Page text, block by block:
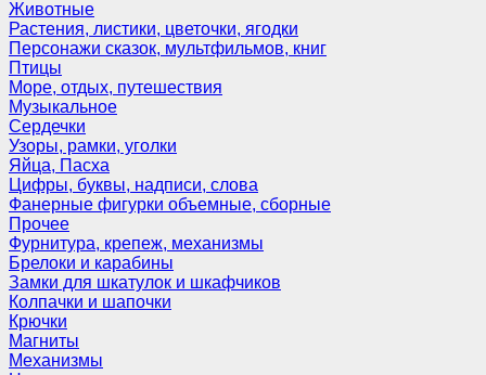
Животные
Растения, листики, цветочки, ягодки
Персонажи сказок, мультфильмов, книг
Птицы
Море, отдых, путешествия
Музыкальное
Сердечки
Узоры, рамки, уголки
Яйца, Пасха
Цифры, буквы, надписи, слова
Фанерные фигурки объемные, сборные
Прочее
Фурнитура, крепеж, механизмы
Брелоки и карабины
Замки для шкатулок и шкафчиков
Колпачки и шапочки
Крючки
Магниты
Механизмы